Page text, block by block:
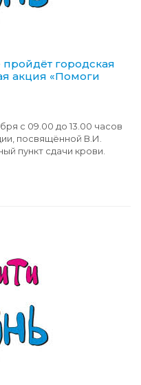
городская
акция «Помоги
с 09.00 до 13.00 часов
посвящённой В.И.
пункт сдачи крови.